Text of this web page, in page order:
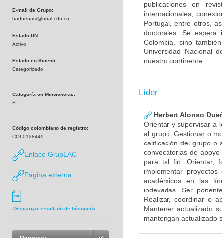
E-mail de Grupo:
haduenasr@unal.edu.co
Estado UN:
Activo
Estado en Scienti:
Categorizado
Categoría en Minciencias:
B
Código colombiano de registro:
COL0128449
Enlace GrupLAC
Página externa
Descargar resultado de búsqueda
publicaciones en
internacionales,
Portugal, entre otros,
doctorales. Se espera
Colombia, sino
Universidad Nacional
nuestro continente.
Líder
Herbert Alonso
Orientar y supervisar a
al grupo. Gestionar o
calificación del grupo o
convocatorias de
para tal fin. Orientar,
implementar
académicos en las
indexadas. Ser
Realizar, coordinar o
Mantener actualizado
mantengan actualizado